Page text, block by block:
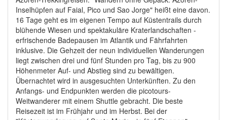
Inselhüpfen auf Faial, Pico und Sao Jorge" heißt eine davon.
16 Tage geht es im eigenen Tempo auf Küstentrails durch
blühende Wiesen und spektakuläre Kraterlandschaften -
erfrischende Badepausen im Atlantik und Fährfahrten
inklusive. Die Gehzeit der neun individuellen Wanderungen
liegt zwischen drei und fünf Stunden pro Tag, bis zu 900
Höhenmeter Auf- und Abstieg sind zu bewältigen.
Übernachtet wird in ausgesuchten Unterkünften. Zu den
Anfangs- und Endpunkten werden die picotours-
Weitwanderer mit einem Shuttle gebracht. Die beste
Reisezeit ist im Frühjahr und im Herbst. Bei der